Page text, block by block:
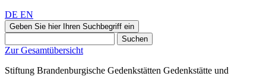
DE EN
Geben Sie hier Ihren Suchbegriff ein
Suchen
Zur Gesamtübersicht
Stiftung Brandenburgische Gedenkstätten Gedenkstätte und